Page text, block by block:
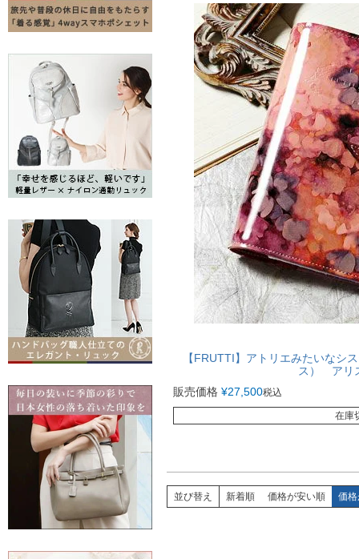
【FRUTTI】アトリエみたいなシ
ス） アリ
販売価格 ¥27,500税込
在庫
並び替え 新着順 価格が安い順 価